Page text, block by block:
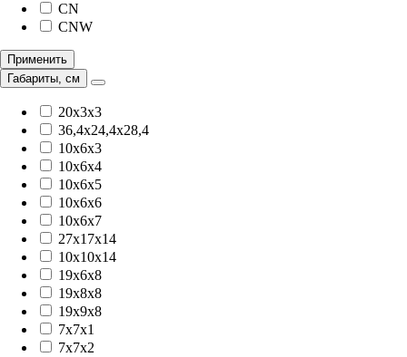
CN
CNW
Применить
Габариты, см
20x3x3
36,4x24,4x28,4
10x6x3
10x6x4
10x6x5
10x6x6
10x6x7
27x17x14
10x10x14
19x6x8
19x8x8
19x9x8
7x7x1
7x7x2